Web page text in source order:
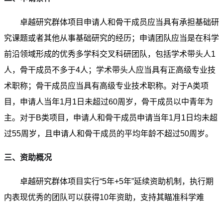
卓越研究群体项目申请人和骨干成员应当具有承担基础研
究课题或者其他从事基础研究的经历；申请团队应当是在科学
前沿领域形成的优秀多学科交叉科研团队，包括学术带头人1
人，骨干成员不多于4人；学术带头人应当具有正高级专业技
术职称；骨干成员应当具有高级专业技术职称。对于A类项
目，申请人当年1月1日未超过60周岁，骨干成员以中青年为
主。对于B类项目，申请人和骨干成员申请当年1月1日均未超
过55周岁，且申请人和骨干成员的平均年龄不超过50周岁。
三、资助概况
卓越研究群体项目实行“5年+5年”延续资助机制，执行期
内表现优秀的团队可以获得10年资助，支持其瞄准科学难